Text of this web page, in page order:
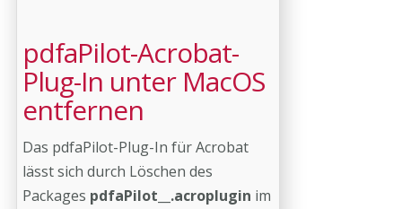
pdfaPilot-Acrobat-
Plug-In unter MacOS
entfernen
Das pdfaPilot-Plug-In für Acrobat
lässt sich durch Löschen des
Packages pdfaPilot__ .acroplugin im